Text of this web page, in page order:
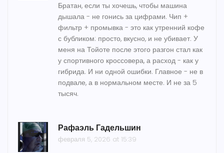
Братан, если ты хочешь, чтобы машина
дышала - не гонись за цифрами. Чип +
фильтр + промывка - это как утренний кофе
с бубликом: просто, вкусно, и не убивает. У
меня на Тойоте после этого разгон стал как
у спортивного кроссовера, а расход - как у
гибрида. И ни одной ошибки. Главное - не в
подвале, а в нормальном месте. И не за 5
тысяч.
Рафаэль Гадельшин
февраля 5, 2026 at 15:39